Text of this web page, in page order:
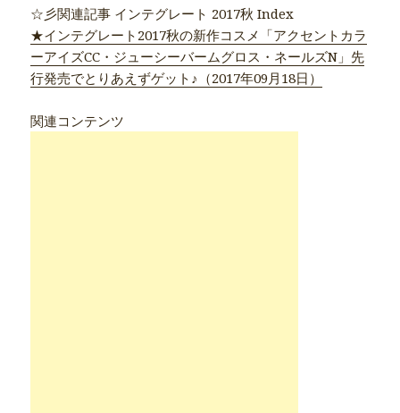
☆彡関連記事 インテグレート 2017秋 Index
★インテグレート2017秋の新作コスメ「アクセントカラ
ーアイズCC・ジューシーバームグロス・ネールズN」先
行発売でとりあえずゲット♪（2017年09月18日）
関連コンテンツ